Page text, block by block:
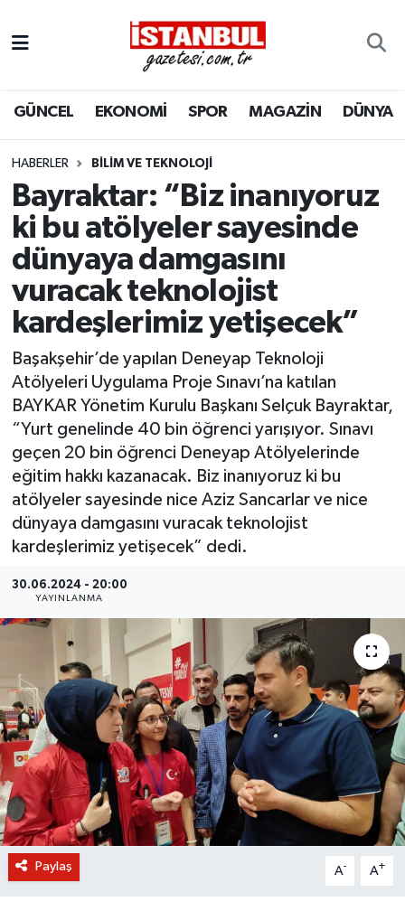
GÜNCEL EKONOMİ SPOR MAGAZİN DÜNYA
HABERLER BILIM VE TEKNOLOJI
Bayraktar: “Biz inanıyoruz
ki bu atölyeler sayesinde
dünyaya damgasını
vuracak teknolojist
kardeşlerimiz yetişecek”
Başakşehir’de yapılan Deneyap Teknoloji
Atölyeleri Uygulama Proje Sınavı’na katılan
BAYKAR Yönetim Kurulu Başkanı Selçuk Bayraktar,
“Yurt genelinde 40 bin öğrenci yarışıyor. Sınavı
geçen 20 bin öğrenci Deneyap Atölyelerinde
eğitim hakkı kazanacak. Biz inanıyoruz ki bu
atölyeler sayesinde nice Aziz Sancarlar ve nice
dünyaya damgasını vuracak teknolojist
kardeşlerimiz yetişecek” dedi.
30.06.2024 - 20:00
YAYINLANMA
Paylaş A- A+
EKONOMİ
İSTANBUL
DÜNYA
SPOR
MAGAZİN
SAĞLIK
BİLİM VE TEKNOLOJİ
OTOMOBİL
KURUMSAL
Nöbetçi Eczaneler
Hava Durumu
Trafik Durumu
Süper Lig Puan Durumu ve Fikstür
Tüm Manşetler
Son Dakika Haberleri